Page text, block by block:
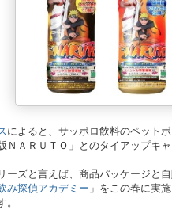
によると、サッポロ飲料のペット
ＮＡＲＵＴＯ」とのタイアップキ
ーズと言えば、商品パッケージと
み探偵アカデミー 」をこの春に実
。